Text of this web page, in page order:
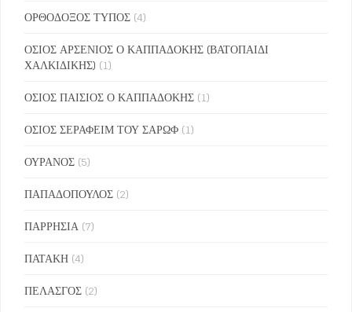
ΟΡΘΟΔΟΞΟΣ ΤΥΠΟΣ (4)
ΟΣΙΟΣ ΑΡΣΕΝΙΟΣ Ο ΚΑΠΠΑΔΟΚΗΣ (ΒΑΤΟΠΑΙΔΙ
ΧΑΛΚΙΔΙΚΗΣ) (1)
ΟΣΙΟΣ ΠΑΙΣΙΟΣ Ο ΚΑΠΠΑΔΟΚΗΣ (1)
ΟΣΙΟΣ ΣΕΡΑΦΕΙΜ ΤΟΥ ΣΑΡΩΦ (1)
ΟΥΡΑΝΟΣ (5)
ΠΑΠΑΔΟΠΟΥΛΟΣ (2)
ΠΑΡΡΗΣΙΑ (7)
ΠΑΤΑΚΗ (4)
ΠΕΛΑΣΓΟΣ (2)